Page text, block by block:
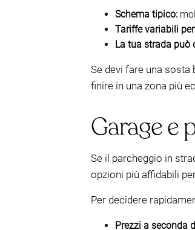
Schema tipico:
Tariffe variabili
La tua strada può
Se devi fare una
finire in una zona più
Garage e
Se il parcheggio in
opzioni più affidabili
Per decidere
Prezzi a seconda